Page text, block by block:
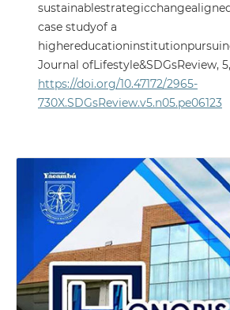
case studyof a
Journal ofLifestyle&SDGsReview, 5,
https://doi.org/10.47172/2965-
730X.SDGsReview.v5.n05.pe06123